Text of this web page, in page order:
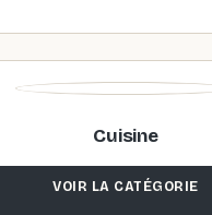
Cuisine
VOIR LA CATÉGORIE